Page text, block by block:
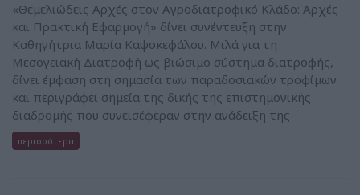
«Θεμελιώδεις Αρχές στον Αγροδιατροφικό Κλάδο: Αρχές
και Πρακτική Εφαρμογή» δίνει συνέντευξη στην
Καθηγήτρια Μαρία Καψοκεφάλου. Μιλά για τη
Μεσογειακή Διατροφή ως βιώσιμο σύστημα διατροφής,
δίνει έμφαση στη σημασία των παραδοσιακών τροφίμων
και περιγράφει σημεία της δικής της επιστημονικής
διαδρομής που συνεισέφεραν στην ανάδειξη της
περισσότερα